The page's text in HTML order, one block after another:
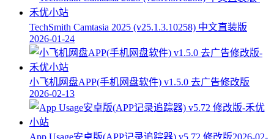
TechSmith Camtasia 2025 (v25.1.3.10258) 中文直装版
2026-01-24
小飞机网盘APP(手机网盘软件) v1.5.0 去广告修改版
2026-02-13